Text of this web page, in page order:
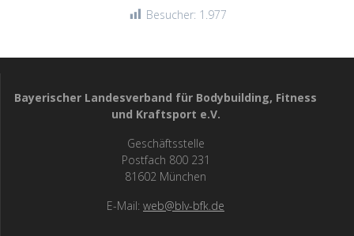
Besucher: 1.977
Bayerischer Landesverband für Bodybuilding, Fitness
und Kraftsport e.V.
Geschäftsstelle
Postfach 800 231
81602 München
E-Mail: web@blv-bfk.de